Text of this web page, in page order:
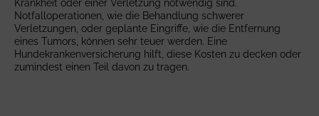
Krankheit oder einer Verletzung notwendig sind.
Notfalloperationen, wie die Behandlung schwerer
Verletzungen, oder geplante Eingriffe, wie die Entfernung
eines Tumors, können sehr teuer werden. Eine
Hundekrankenversicherung hilft, diese Kosten zu decken oder
zumindest einen Teil davon zu tragen.